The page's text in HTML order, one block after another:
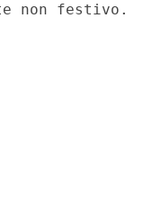
non festivo.